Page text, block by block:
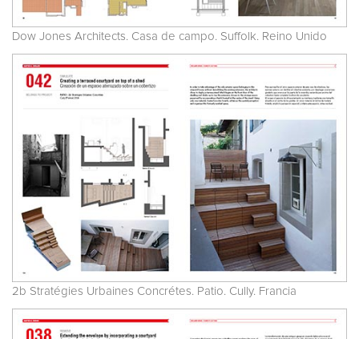
Dow Jones Architects. Casa de campo. Suffolk. Reino Unido
2b Stratégies Urbaines Concrétes. Patio. Cully. Francia